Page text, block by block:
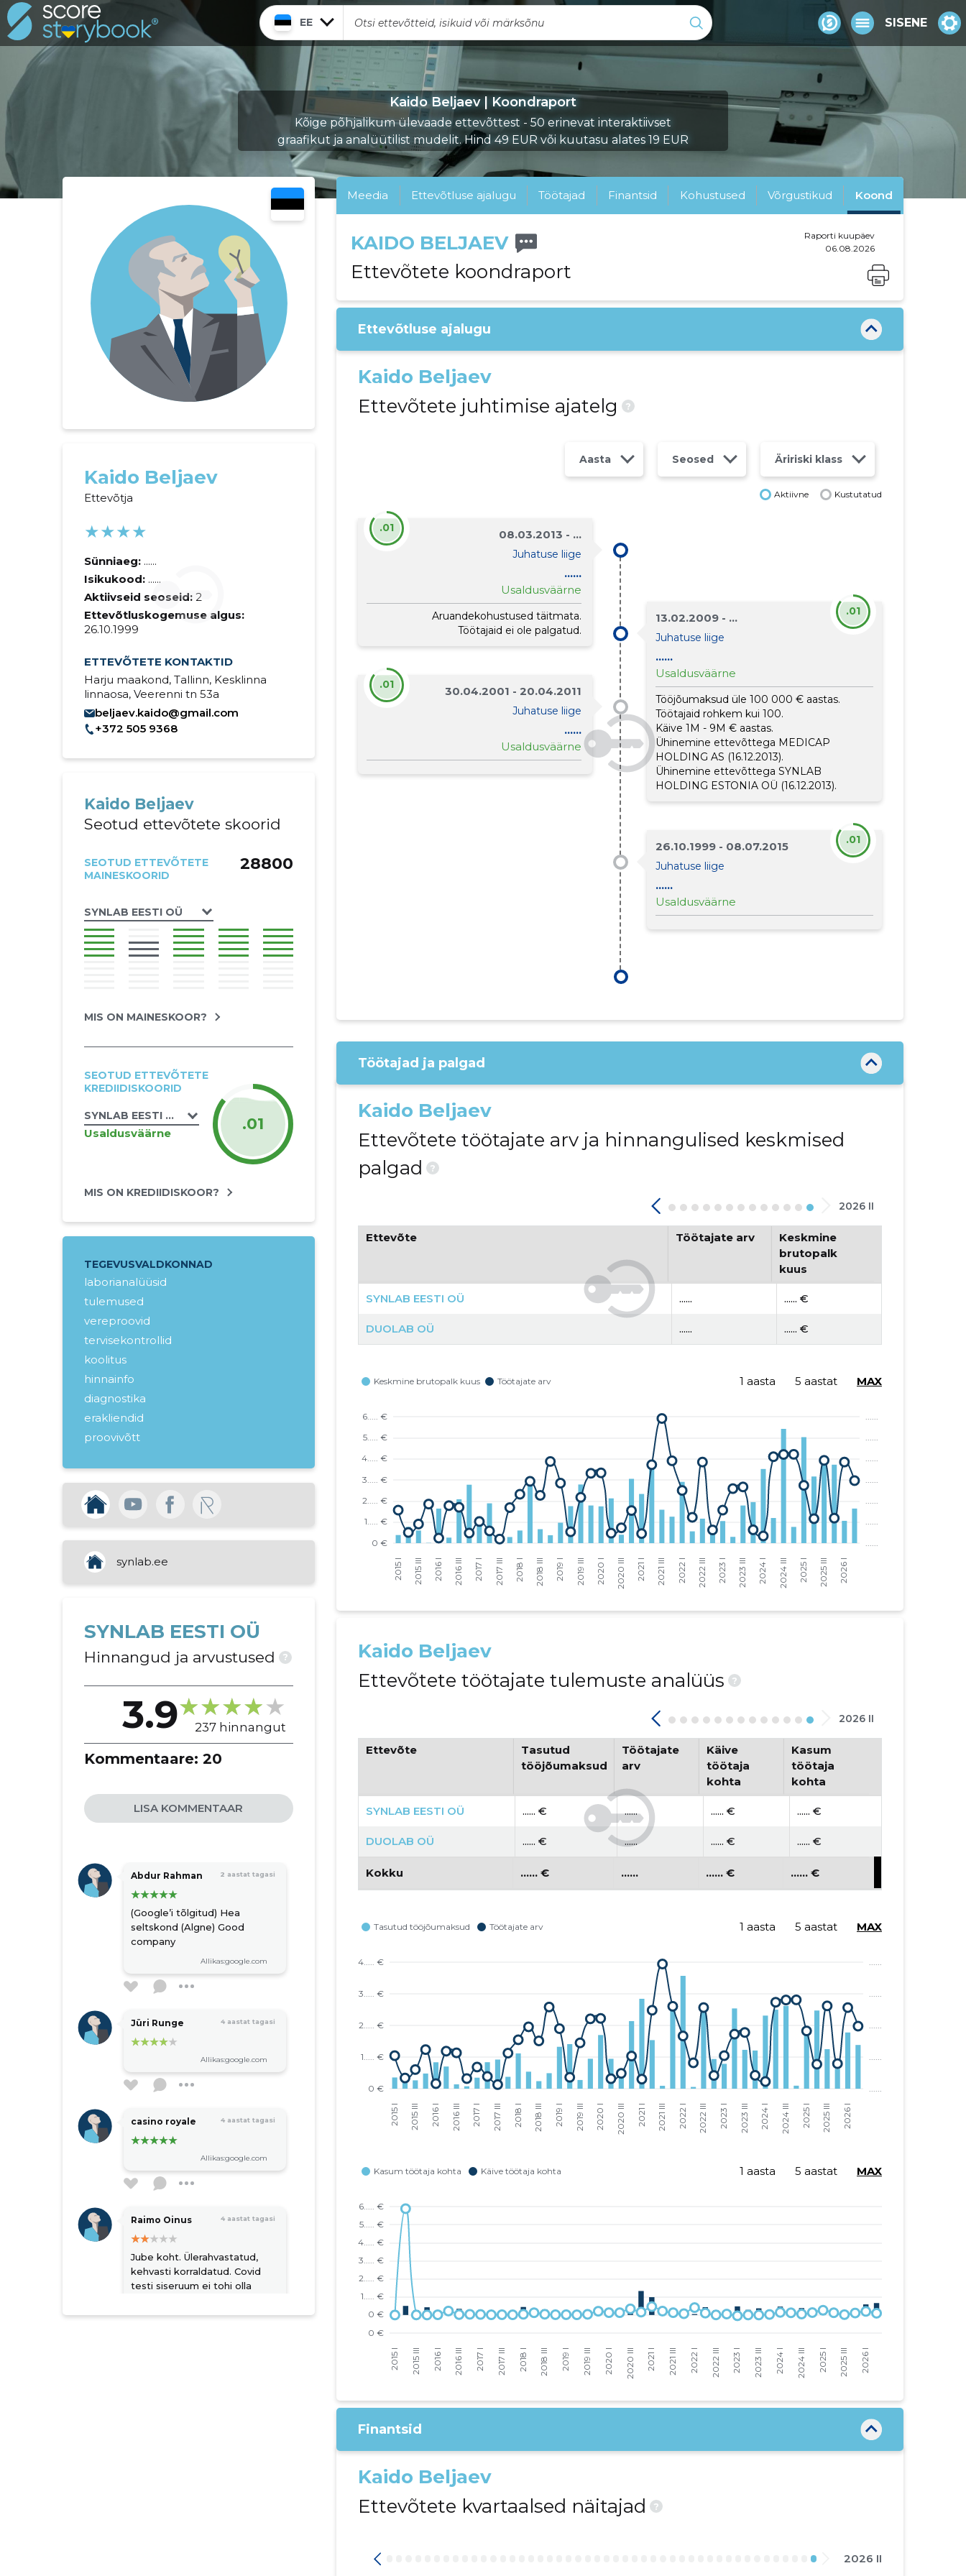
EE SISENE
Kaido Beljaev | Koondraport
Kõige põhjalikum ülevaade ettevõttest - 50 erinevat interaktiivset
graafikut ja analüütilist mudelit. Hind 49 EUR või kuutasu alates 19 EUR
Kaido Beljaev
Ettevõtja
★★★★
Sünniaeg: ......
Isikukood: ......
Aktiivseid seoseid: 2
Ettevõtluskogemuse algus:
26.10.1999
ETTEVÕTETE KONTAKTID
Harju maakond, Tallinn, Kesklinna
linnaosa, Veerenni tn 53a
beljaev.kaido@gmail.com
+372 505 9368
Kaido Beljaev
Seotud ettevõtete skoorid
SEOTUD ETTEVÕTETE
MAINESKOORID
SYNLAB EESTI OÜ
28800
MIS ON MAINESKOOR?
SEOTUD ETTEVÕTETE
KREDIIDISKOORID
SYNLAB EESTI OÜ
Usaldusväärne .01
MIS ON KREDIIDISKOOR?
TEGEVUSVALDKONNAD
laborianalüüsid
tulemused
vereproovid
tervisekontrollid
koolitus
hinnainfo
diagnostika
erakliendid
proovivõtt
tervisepäevad
tööandjad
meditsiinilaborite tegevus
synlab.ee
SYNLAB EESTI OÜ
Hinnangud ja arvustused ?
3.9 237 hinnangut
Kommentaare: 20
LISA KOMMENTAAR
Abdur Rahman 2 aastat tagasi
(Google’i tõlgitud) Hea
seltskond (Algne) Good
company
Allikas:google.com
Jüri Runge 4 aastat tagasi
Allikas:google.com
casino royale 4 aastat tagasi
Allikas:google.com
Raimo Oinus 4 aastat tagasi
Jube koht. Ülerahvastatud,
kehvasti korraldatud. Covid
testi siseruum ei tohi olla
vastik kogemus!
Meedia Ettevõtluse ajalugu Töötajad Finantsid Kohustused Võrgustikud Koond
KAIDO BELJAEV
Ettevõtete koondraport
Raporti kuupäev
06.08.2026
Ettevõtluse ajalugu
Kaido Beljaev
Ettevõtete juhtimise ajatelg
?
Aasta Seosed Äririski klass
Aktiivne Kustutatud
08.03.2013 - ...
Juhatuse liige
......
Usaldusväärne
Aruandekohustused täitmata.
Töötajaid ei ole palgatud.
.01
13.02.2009 - ...
Juhatuse liige
......
Usaldusväärne
Tööjõumaksud üle 100 000 € aastas.
Töötajaid rohkem kui 100.
Käive 1M - 9M € aastas.
Ühinemine ettevõttega MEDICAP
HOLDING AS (16.12.2013).
Ühinemine ettevõttegaSYNLAB
HOLDING ESTONIA OÜ (16.12.2013).
.01
30.04.2001 - 20.04.2011
Juhatuse liige
......
Usaldusväärne
.01
26.10.1999 - 08.07.2015
Juhatuse liige
......
Usaldusväärne
.01
Töötajad ja palgad
Kaido Beljaev
Ettevõtete töötajate arv ja hinnangulised keskmised
palgad
?
2026 II
Ettevõte Töötajate arv
Keskmine
brutopalk
kuus
SYNLAB EESTI OÜ ...... ...... €
DUOLAB OÜ ...... ...... €
1 aasta 5 aastat MAX
Kaido Beljaev
Ettevõtete töötajate tulemuste analüüs
?
2026 II
Ettevõte
Tasutud
tööjõumaksud
Töötajate
arv
Käive
töötaja
kohta
Kasum
töötaja
kohta
SYNLAB EESTI OÜ ...... € ...... ...... € ...... €
DUOLAB OÜ ...... € ...... ...... € ...... €
Kokku ...... € ...... ...... € ...... €
1 aasta 5 aastat MAX
1 aasta 5 aastat MAX
Finantsid
Kaido Beljaev
Ettevõtete kvartaalsed näitajad
?
2026 II